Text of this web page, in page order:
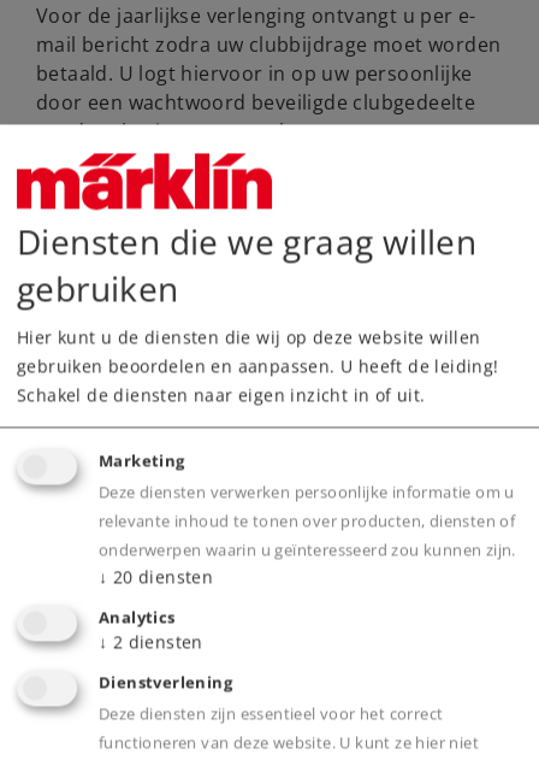
Voor de jaarlijkse verlenging ontvangt u per e-
mail bericht zodra uw clubbijdrage moet worden
betaald. U logt hiervoor in op uw persoonlijke
door een wachtwoord beveiligde clubgedeelte
om de rekening te controleren en te
downloaden. U komt dan op de login-pagina
voor de club. Daar voert u dan uw
toegangsgegevens in. Als u die niet meer weet,
klikt u “Password vergessen”.
Nadat het inloggen is gelukt, kiest u
achtereenvolgens “Mein Clubbereich” en
“Rechnungen”. De laatste rekening vindt u dan
bovenaan in het rood in het overzicht.
Dubbelklikken volstaat om het document te
Andere voordelen van dit clubgedeelte
Daarnaast heeft u de mogelijkheid om uw
persoonlijke gegevens te beheren en om
adreswijzigingen of nieuwe creditcardgegevens
in te voeren. Tevens vindt u hier een overzicht
alle van belangzijnde informatie op één plaats bij
de hand.
Diensten die we graag willen
gebruiken
Hier kunt u de diensten die wij op deze website willen
gebruiken beoordelen en aanpassen. U heeft de leiding!
Schakel de diensten naar eigen inzicht in of uit.
Marketing
Deze diensten verwerken persoonlijke informatie om u
relevante inhoud te tonen over producten, diensten of
onderwerpen waarin u geïnteresseerd zou kunnen zijn.
↓ 20 diensten
Analytics
↓ 2 diensten
Dienstverlening
Deze diensten zijn essentieel voor het correct
functioneren van deze website. U kunt ze hier niet